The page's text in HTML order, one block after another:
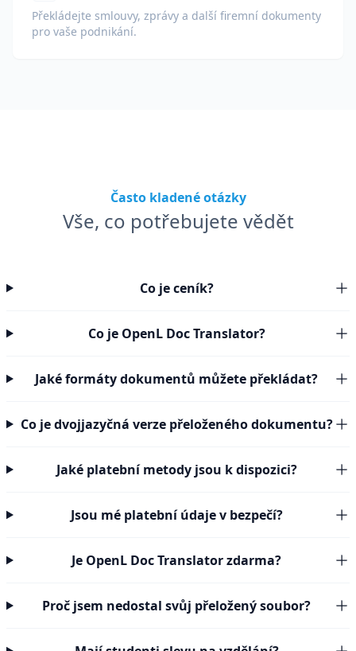
Překládejte smlouvy, zprávy a další firemní dokumenty
pro vaše podnikání.
Často kladené otázky
Vše, co potřebujete vědět
Co je ceník?
Co je OpenL Doc Translator?
Jaké formáty dokumentů můžete překládat?
Co je dvojjazyčná verze přeloženého dokumentu?
Jaké platební metody jsou k dispozici?
Jsou mé platební údaje v bezpečí?
Je OpenL Doc Translator zdarma?
Proč jsem nedostal svůj přeložený soubor?